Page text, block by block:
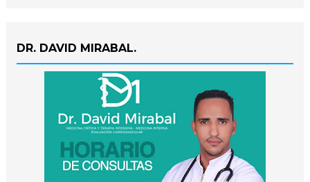
DR. DAVID MIRABAL.